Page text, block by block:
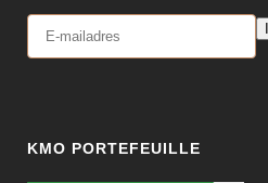
KMO PORTEFEUILLE